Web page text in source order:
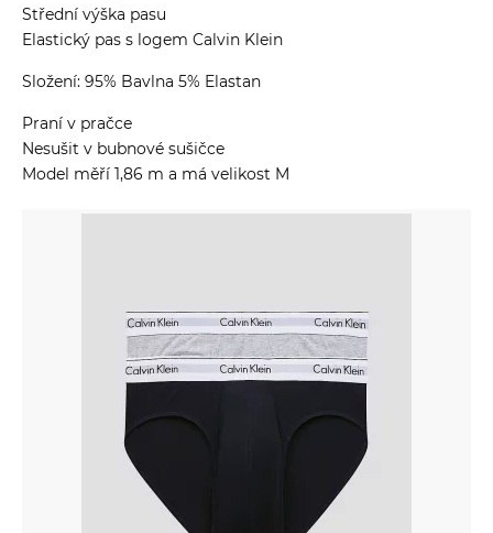
Střední výška pasu
Elastický pas s logem Calvin Klein
Složení: 95% Bavlna 5% Elastan
Praní v pračce
Nesušit v bubnové sušičce
Model měří 1,86 m a má velikost M